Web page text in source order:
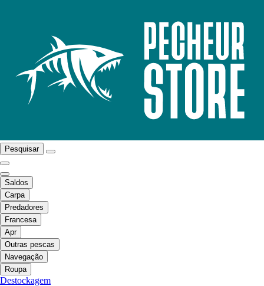
Pesquisar
Saldos
Carpa
Predadores
Francesa
Apr
Outras pescas
Navegação
Roupa
Destockagem